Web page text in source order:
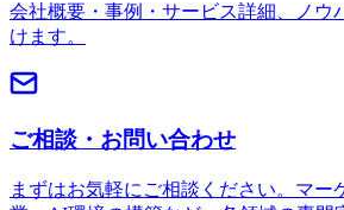
会社概要・事例・サービス詳細、ノウ
けます。
ご相談・お問い合わせ
まずはお気軽にご相談ください。マー